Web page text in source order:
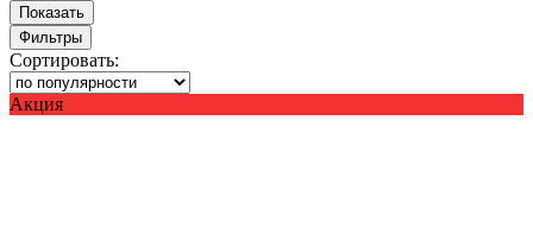
Показать
Фильтры
Сортировать:
Акция